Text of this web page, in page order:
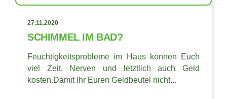
27.11.2020
SCHIMMEL IM BAD?
Feuchtigkeitsprobleme im Haus können Euch
viel Zeit, Nerven und letztlich auch Geld
kosten.Damit Ihr Euren Geldbeutel nicht...